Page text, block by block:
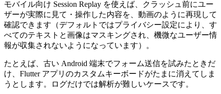
モバイル向け Session Replay を使えば、クラッシュ前にユー
ザーが実際に見て・操作した内容を、動画のように再現して
確認できます（デフォルトではプライバシー設定により、す
べてのテキストと画像はマスキングされ、機微なユーザー情
報が収集されないようになっています）。
たとえば、古い Android 端末でフォーム送信を試みたときだ
け、Flutter アプリのカスタムキーボードがたまに消えてしま
うとします。ログだけでは解析が難しいケースです。